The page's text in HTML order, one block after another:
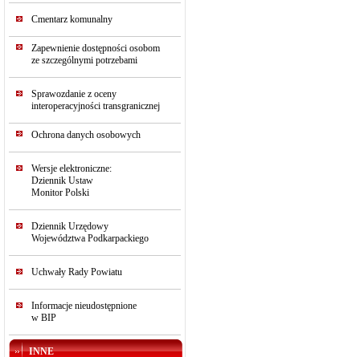
Cmentarz komunalny
Zapewnienie dostępności osobom
ze szczególnymi potrzebami
Sprawozdanie z oceny
interoperacyjności transgranicznej
Ochrona danych osobowych
Wersje elektroniczne:
Dziennik Ustaw
Monitor Polski
Dziennik Urzędowy
Województwa Podkarpackiego
Uchwały Rady Powiatu
Informacje nieudostępnione
w BIP
INNE